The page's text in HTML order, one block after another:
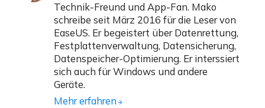
Technik-Freund und App-Fan. Mako
schreibe seit März 2016 für die Leser von
EaseUS. Er begeistert über Datenrettung,
Festplattenverwaltung, Datensicherung,
Datenspeicher-Optimierung. Er interssiert
sich auch für Windows und andere
Geräte.
Mehr erfahren